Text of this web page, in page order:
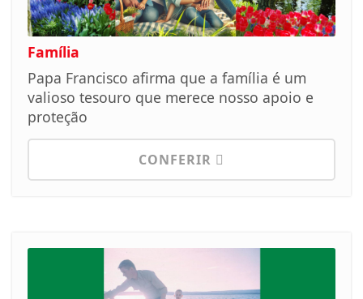
Família
Papa Francisco afirma que a família é um
valioso tesouro que merece nosso apoio e
proteção
CONFERIR